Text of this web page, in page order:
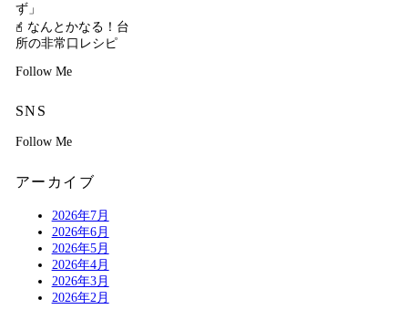
ず」
𖧭 なんとかなる！台
所の非常口レシピ
Follow Me
SNS
Follow Me
アーカイブ
2026年7月
2026年6月
2026年5月
2026年4月
2026年3月
2026年2月